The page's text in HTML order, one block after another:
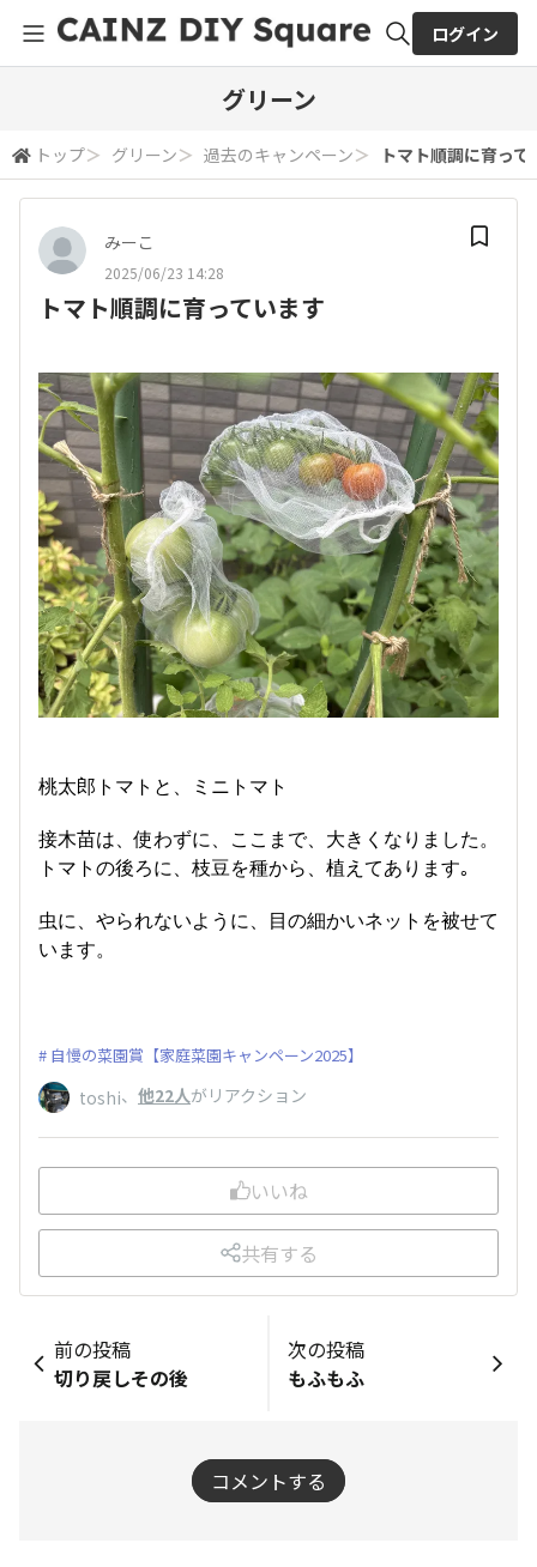
検索
ログイン
グリーン
トップ＞ グリーン＞ 過去のキャンペーン＞ トマト順調に育って
みーこ
2025/06/23 14:28
トマト順調に育っています
桃太郎トマトと、ミニトマト
接木苗は、使わずに、ここまで、大きくなりました。
トマトの後ろに、枝豆を種から、植えてあります｡
虫に、やられないように、目の細かいネットを被せて
います。
自慢の菜園賞【家庭菜園キャンペーン2025】
toshi、 他22人がリアクション
いいね
共有する
前の投稿
切り戻しその後
次の投稿
もふもふ
コメントする